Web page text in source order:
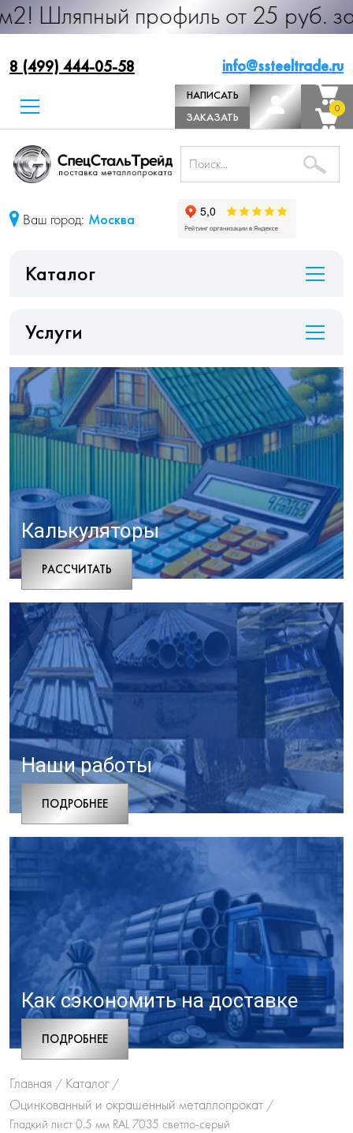
профиль от 25 руб. за м.п.
8 (499) 444-05-58 info@ssteeltrade.ru
НАПИСАТЬ
ДИРЕКТОРУ
ЗАКАЗАТЬ
ЗВОНОК
0
0
Ваш город: Москва
Каталог
Услуги
Калькуляторы
РАCСЧИТАТЬ
Наши работы
ПОДРОБНЕЕ
Как сэкономить на доставке
ПОДРОБНЕЕ
Главная / Каталог /
Оцинкованный и окрашенный металлопрокат /
Гладкий лист 0.5 мм RAL 7035 светло-серый